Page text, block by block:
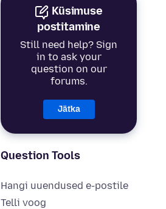
Küsimuse
postitamine
Still need help? Sign
in to ask your
question on our
forums.
Jätka
Question Tools
Hangi uuendused e-postile
Telli voog